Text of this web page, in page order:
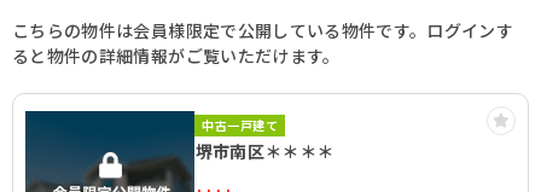
こちらの物件は会員様限定で公開している物件です。ログインす
ると物件の詳細情報がご覧いただけます。
中古一戸建て
堺市南区＊＊＊＊